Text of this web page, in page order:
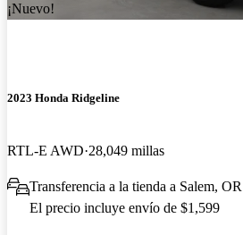
¡Nuevo!
2023 Honda Ridgeline
RTL-E AWD 28,049 millas
Transferencia a la tienda a Salem, OR
El precio incluye envío de $1,599